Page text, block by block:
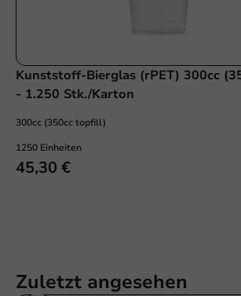
Kunststoff-Bierglas (rPET) 300cc
- 1.250 Stk./Karton
300cc (350cc topfill)
1250 Einheiten
45,30 €
Zuletzt angesehen